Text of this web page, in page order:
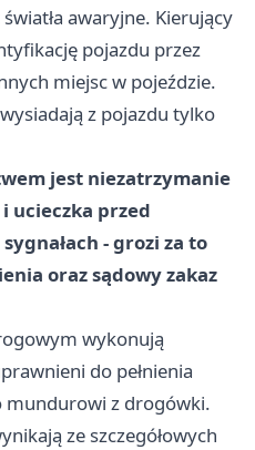
awaryjne. Kierujący
pojazdu przez
miejsc w pojeździe.
z pojazdu tylko
jest niezatrzymanie
ucieczka przed
- grozi za to
oraz sądowy zakaz
wykonują
do pełnienia
mundurowi z drogówki.
ze szczegółowych